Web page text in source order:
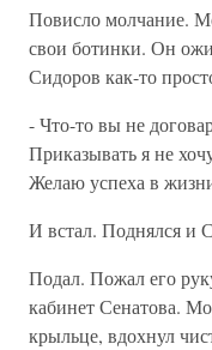
Повисло молчание.
свои ботинки. Он
Сидоров как-то
- Что-то вы не
Приказывать я не
Желаю успеха в
И встал. Поднялся и
Подал. Пожал его
кабинет Сенатова.
крыльце, вдохнул